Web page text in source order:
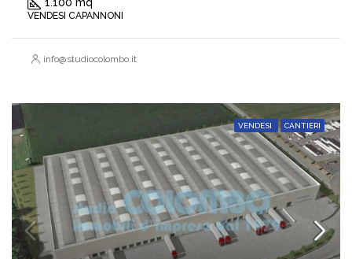
1.100 mq
VENDESI CAPANNONI
info@studiocolombo.it
VENDESI CANTIERI